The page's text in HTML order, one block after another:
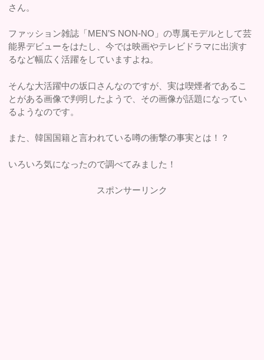
さん。
ファッション雑誌「MEN’S NON-NO」の専属モデルとして芸
能界デビューをはたし、今では映画やテレビドラマに出演す
るなど幅広く活躍をしていますよね。
そんな大活躍中の坂口さんなのですが、実は喫煙者であるこ
とがある画像で判明したようで、その画像が話題になってい
るようなのです。
また、韓国国籍と言われている噂の衝撃の事実とは！？
いろいろ気になったので調べてみました！
スポンサーリンク